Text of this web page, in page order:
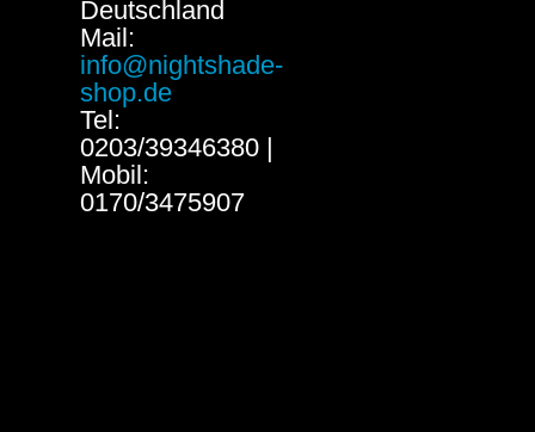
Deutschland
Mail:
info@nightshade-
shop.de
Tel:
0203/39346380 |
Mobil:
0170/3475907